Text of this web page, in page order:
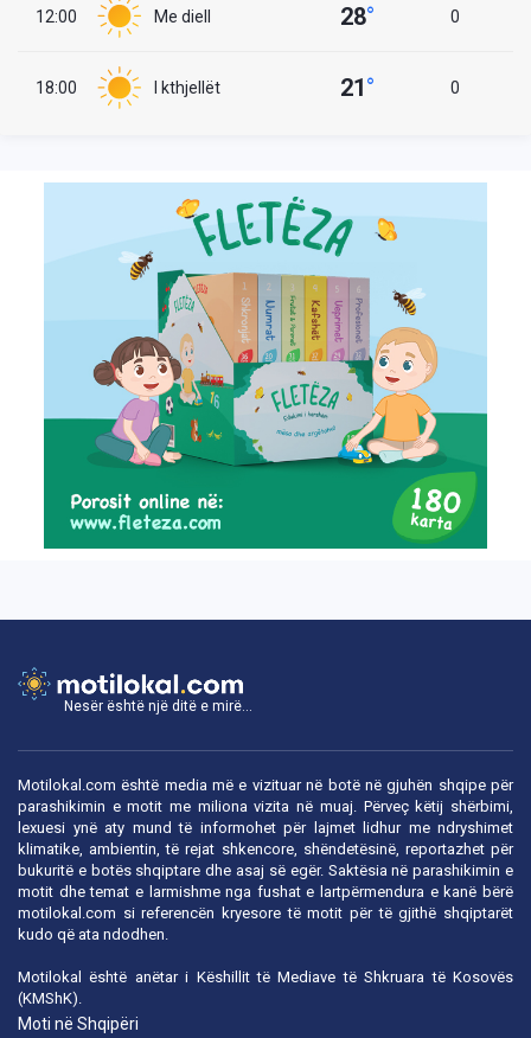
12:00 Me diell 28° 0
18:00 I kthjellët 21° 0
Nesër është një ditë e mirë...
Motilokal.com është media më e vizituar në botë në gjuhën shqipe për
parashikimin e motit me miliona vizita në muaj. Përveç këtij shërbimi,
lexuesi ynë aty mund të informohet për lajmet lidhur me ndryshimet
klimatike, ambientin, të rejat shkencore, shëndetësinë, reportazhet për
bukuritë e botës shqiptare dhe asaj së egër. Saktësia në parashikimin e
motit dhe temat e larmishme nga fushat e lartpërmendura e kanë bërë
motilokal.com si referencën kryesore të motit për të gjithë shqiptarët
kudo që ata ndodhen.
Motilokal është anëtar i Këshillit të Mediave të Shkruara të Kosovës
(KMShK).
Moti në Shqipëri